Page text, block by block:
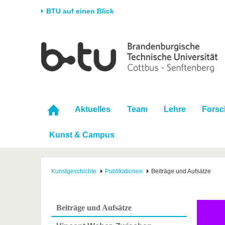
BTU auf einen Blick
Universität
Karriere & Engagement
Strukturwandel
Forschung
Förderung Im
Aktuelles Team Lehre
Kunst & Campus
Kunstgeschichte Publikationen Beiträge und Aufsätze
Beiträge und Aufsätze